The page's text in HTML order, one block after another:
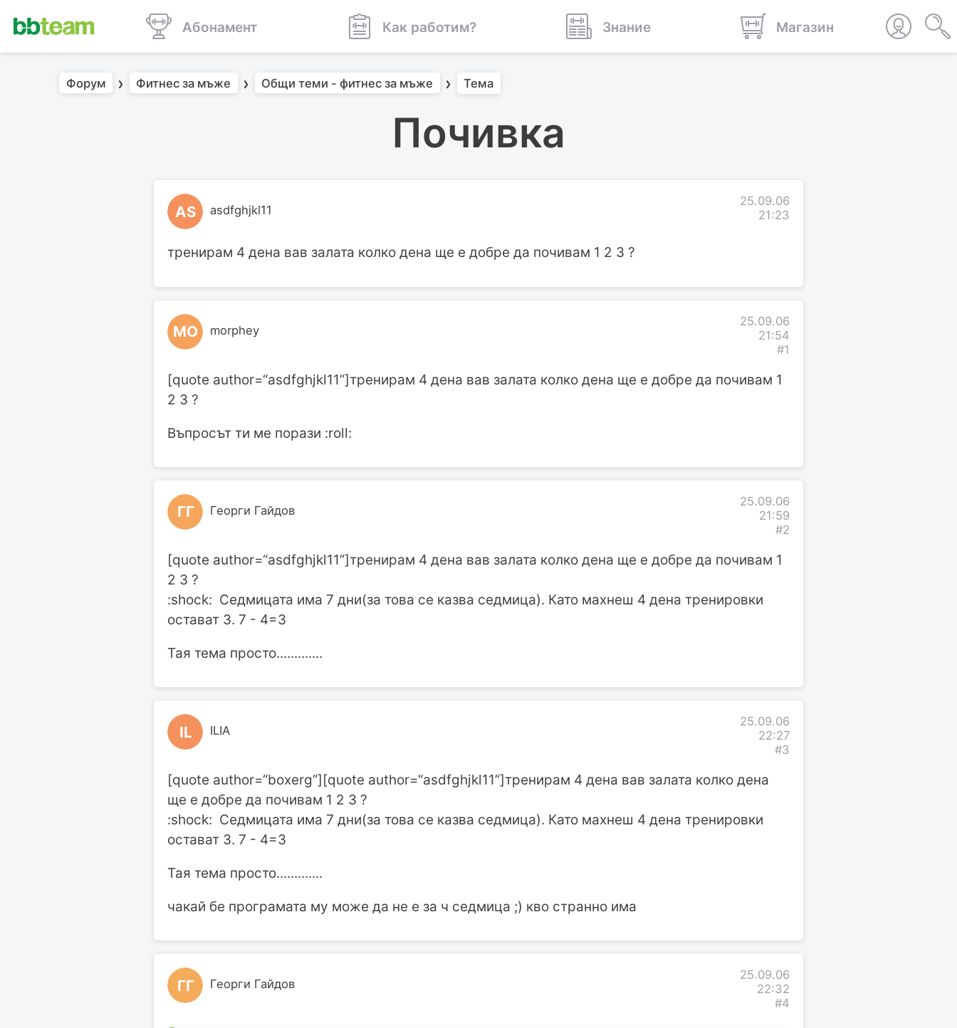
Абонамент Как работим? Знание Магазин
Форум Фитнес за мъже Общи теми - фитнес за мъже Тема
Почивка
AS asdfghjkl11
25.09.06
21:23
тренирам 4 дена вав залата колко дена ще е добре да почивам 1 2 3 ?
MO morphey
25.09.06
21:54
#1
[quote author=“asdfghjkl11”]тренирам 4 дена вав залата колко дена ще е добре да почивам 1
2 3 ?
Въпросът ти ме порази :roll:
ГГ Георги Гайдов
25.09.06
21:59
#2
[quote author=“asdfghjkl11”]тренирам 4 дена вав залата колко дена ще е добре да почивам 1
2 3 ?
:shock: Седмицата има 7 дни(за това се казва седмица). Като махнеш 4 дена тренировки
остават 3. 7 - 4=3
Тая тема просто.............
IL ILIA
25.09.06
22:27
#3
[quote author=“boxerg”][quote author=“asdfghjkl11”]тренирам 4 дена вав залата колко дена
ще е добре да почивам 1 2 3 ?
:shock: Седмицата има 7 дни(за това се казва седмица). Като махнеш 4 дена тренировки
остават 3. 7 - 4=3
Тая тема просто.............
чакай бе програмата му може да не е за ч седмица ;) кво странно има
ГГ Георги Гайдов
25.09.06
22:32
#4